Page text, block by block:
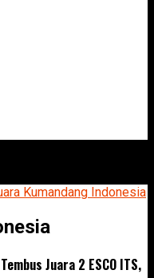
Juara 2 ESCO ITS,